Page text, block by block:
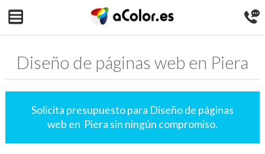
Diseño de páginas web en Piera
Solicita presupuesto para Diseño de páginas
web en Piera sin ningún compromiso.